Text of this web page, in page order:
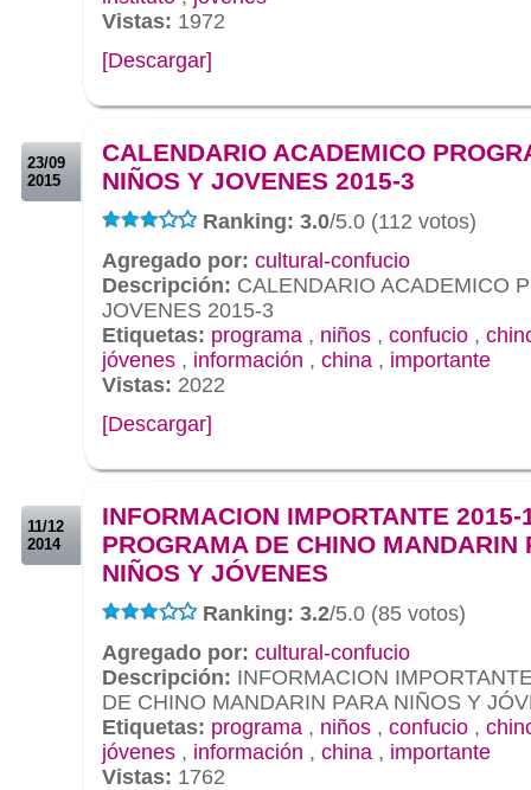
Vistas: 1972
[Descargar]
23/09
2015
CALENDARIO ACADEMICO
NIÑOS Y JOVENES 2015-3
Ranking: 3.0/5.0 (112 votos)
Agregado por: cultural-confucio
Descripción: CALENDARIO ACADEMICO
JOVENES 2015-3
Etiquetas: programa , niños , confucio ,
jóvenes , información , china , importante
Vistas: 2022
[Descargar]
11/12
2014
INFORMACION IMPORTANTE 2015-
PROGRAMA DE CHINO MANDARIN
NIÑOS Y JÓVENES
Ranking: 3.2/5.0 (85 votos)
Agregado por: cultural-confucio
Descripción: INFORMACION
DE CHINO MANDARIN PARA NIÑOS Y
Etiquetas: programa , niños , confucio ,
jóvenes , información , china , importante
Vistas: 1762